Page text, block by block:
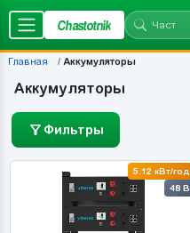
Chastotnik
Главная Аккумуляторы
Аккумуляторы
Фильтры
5.12 кВт/год
48 В